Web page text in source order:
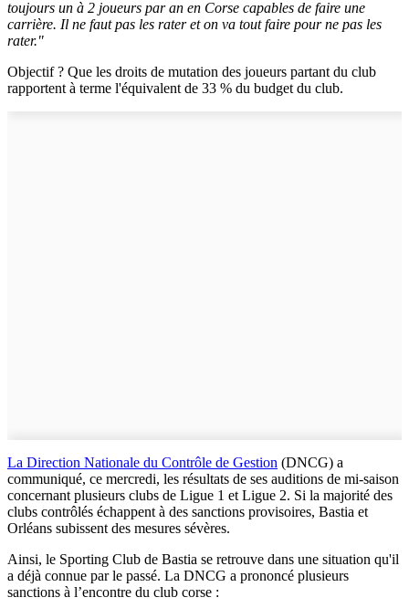
toujours un à 2 joueurs par an en Corse capables de faire une
carrière. Il ne faut pas les rater et on va tout faire pour ne pas les
rater."
Objectif ? Que les droits de mutation des joueurs partant du club
rapportent à terme l'équivalent de 33 % du budget du club.
La Direction Nationale du Contrôle de Gestion (DNCG) a
communiqué, ce mercredi, les résultats de ses auditions de mi-saison
concernant plusieurs clubs de Ligue 1 et Ligue 2. Si la majorité des
clubs contrôlés échappent à des sanctions provisoires, Bastia et
Orléans subissent des mesures sévères.
Ainsi, le Sporting Club de Bastia se retrouve dans une situation qu'il
a déjà connue par le passé. La DNCG a prononcé plusieurs
sanctions à l’encontre du club corse :